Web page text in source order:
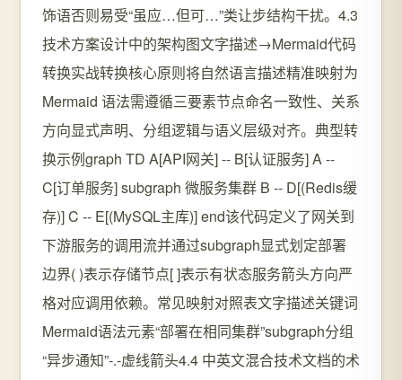
饰语否则易受“虽应…但可…”类让步结构干扰。4.3
技术方案设计中的架构图文字描述→Mermaid代码
转换实战转换核心原则将自然语言描述精准映射为
Mermaid 语法需遵循三要素节点命名一致性、关系
方向显式声明、分组逻辑与语义层级对齐。典型转
换示例graph TD A[API网关] -- B[认证服务] A --
C[订单服务] subgraph 微服务集群 B -- D[(Redis缓
存)] C -- E[(MySQL主库)] end该代码定义了网关到
下游服务的调用流并通过subgraph显式划定部署
边界( )表示存储节点[ ]表示有状态服务箭头方向严
格对应调用依赖。常见映射对照表文字描述关键词
Mermaid语法元素“部署在相同集群”subgraph分组
“异步通知”-.-虚线箭头4.4 中英文混合技术文档的术